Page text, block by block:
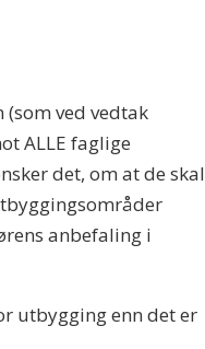
ved vedtak
ALLE faglige
det, om at de skal
anbefaling i
utbygging enn det er